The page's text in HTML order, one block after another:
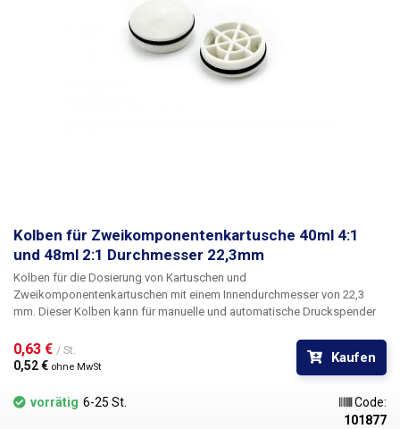
Kolben für Zweikomponentenkartusche 40ml 4:1
und 48ml 2:1 Durchmesser 22,3mm
Kolben für die Dosierung von Kartuschen und
Zweikomponentenkartuschen mit einem Innendurchmesser von 22,3
mm. Dieser Kolben kann für manuelle und automatische Druckspender
deren Inhalt zuverlässig luftdicht verschlossen. Das Kolbenmaterial ist
frei von Chloriden und Silikonen, beständig gegen Laugen und
industrielle Lösungsmittel und eignet sich für eine Vielzahl von
Flüssigkeiten wie Flussmittel, Klebstoffe, Schmiermittel,
Silberwärmeleitpasten, Farben, Tinten, Elektrolyte, Epoxidharze,
0,63 € / St.
0,52 € ohne MwSt
Kaufen
vorrätig 6-25 St.
Code:
101877